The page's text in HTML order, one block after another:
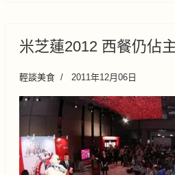
米芝蓮2012 西餐仍佔
輕談美食 2011年12月06日